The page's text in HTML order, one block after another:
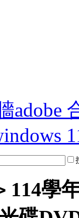
adobe
114學